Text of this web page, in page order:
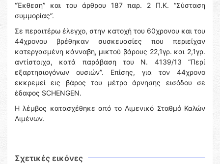
“Έκθεση” και του άρθρου 187 παρ. 2 Π.Κ. “Σύσταση
συμμορίας”.
Σε περαιτέρω έλεγχο, στην κατοχή του 60χρονου και του
44χρονου βρέθηκαν συσκευασίες που περιείχαν
κατεργασμένη κάνναβη, μικτού βάρους 22,1γρ. και 2,1γρ.
αντίστοιχα, κατά παράβαση του Ν. 4139/13 “Περί
εξαρτησιογόνων ουσιών”. Επίσης, για τον 44χρονο
εκκρεμεί εις βάρος του μέτρο άρνησης εισόδου σε
έδαφος SCHENGEN.
Η λέμβος κατασχέθηκε από το Λιμενικό Σταθμό Καλών
Λιμένων.
Σχετικές εικόνες